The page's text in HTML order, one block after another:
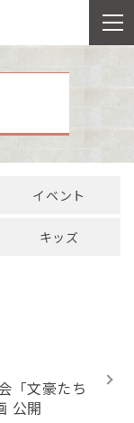
イベント
キッズ
「文豪たち
公開